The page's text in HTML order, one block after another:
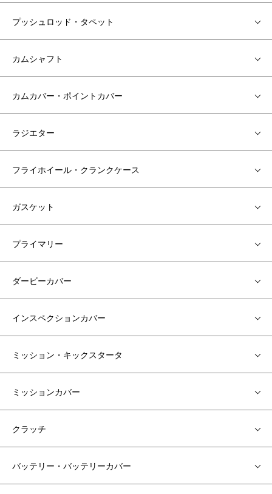
プッシュロッド・タペット
カムシャフト
カムカバー・ポイントカバー
ラジエター
フライホイール・クランクケース
ガスケット
プライマリー
ダービーカバー
インスペクションカバー
ミッション・キックスタータ
ミッションカバー
クラッチ
バッテリー・バッテリーカバー